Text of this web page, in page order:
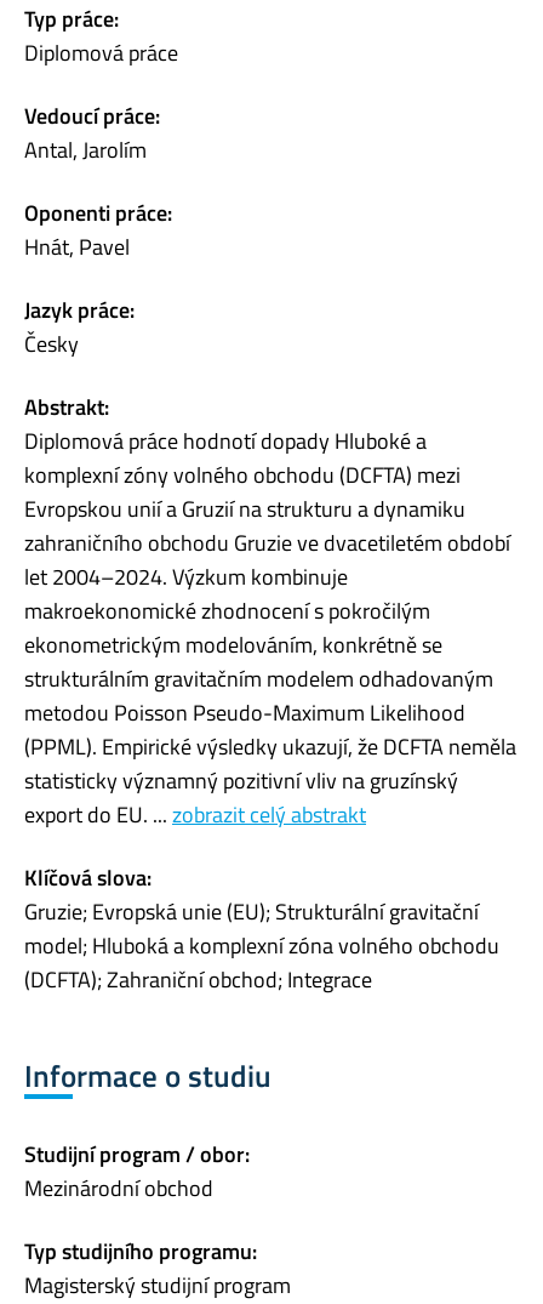
Typ práce:
Diplomová práce
Vedoucí práce:
Antal, Jarolím
Oponenti práce:
Hnát, Pavel
Jazyk práce:
Česky
Abstrakt:
Diplomová práce hodnotí dopady Hluboké a
komplexní zóny volného obchodu (DCFTA) mezi
Evropskou unií a Gruzií na strukturu a dynamiku
zahraničního obchodu Gruzie ve dvacetiletém období
let 2004–2024. Výzkum kombinuje
makroekonomické zhodnocení s pokročilým
ekonometrickým modelováním, konkrétně se
strukturálním gravitačním modelem odhadovaným
metodou Poisson Pseudo-Maximum Likelihood
(PPML). Empirické výsledky ukazují, že DCFTA neměla
statisticky významný pozitivní vliv na gruzínský
export do EU. ...zobrazit celý abstrakt
Klíčová slova:
Gruzie; Evropská unie (EU); Strukturální gravitační
model; Hluboká a komplexní zóna volného obchodu
(DCFTA); Zahraniční obchod; Integrace
Informace o studiu
Studijní program / obor:
Mezinárodní obchod
Typ studijního programu:
Magisterský studijní program